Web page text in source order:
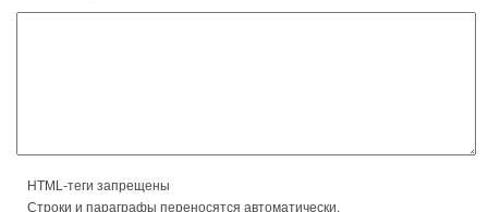
HTML-теги запрещены
Строки и параграфы переносятся автоматически.